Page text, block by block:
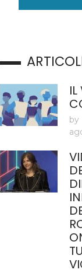
IL
by